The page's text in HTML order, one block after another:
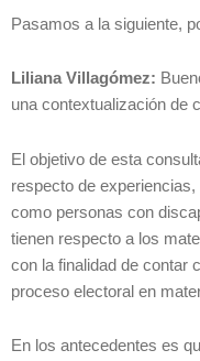
Pasamos a la siguiente,
Liliana Villagómez:
una contextualización de
El objetivo de esta
respecto de
como personas con
tienen respecto a los
con la finalidad de contar
proceso electoral en
En los antecedentes es